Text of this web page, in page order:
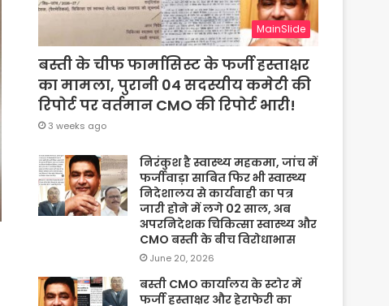
MainSlide
बस्ती के चीफ फार्मासिस्ट के फर्जी हस्ताक्षर
का मामला, पुरानी 04 सदस्यीय कमेटी की
रिपोर्ट पर वर्तमान CMO की रिपोर्ट भारी!
3 weeks ago
निरंकुश है स्वास्थ्य महकमा, जांच में
फर्जीवाड़ा साबित फिर भी स्वास्थ्य
निदेशालय से कार्यवाही का पत्र
जारी होने में लगे 02 साल, अब
अपरनिदेशक चिकित्सा स्वास्थ्य और
CMO बस्ती के बीच विरोधाभास
June 20, 2026
बस्ती CMO कार्यालय के स्टोर में
फर्जी हस्ताक्षर और हेराफेरी का